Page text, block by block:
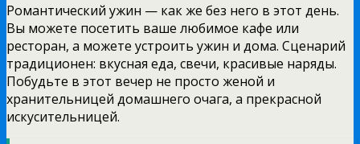
Романтический ужин — как же без него в этот день.
Вы можете посетить ваше любимое кафе или
ресторан, а можете устроить ужин и дома. Сценарий
традиционен: вкусная еда, свечи, красивые наряды.
Побудьте в этот вечер не просто женой и
хранительницей домашнего очага, а прекрасной
искусительницей.